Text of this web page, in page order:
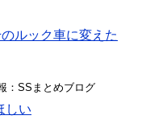
ルック車に変えた
：SSまとめブログ
しい